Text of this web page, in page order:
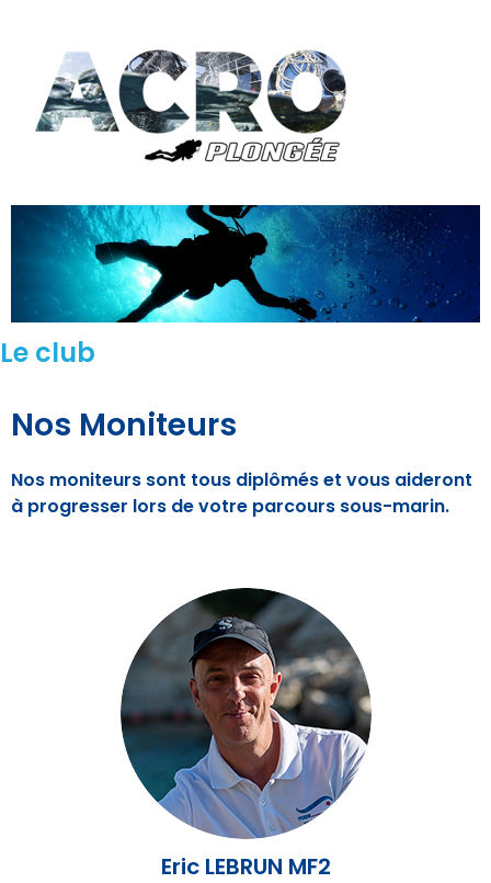
Le club
Nos Moniteurs
Nos moniteurs sont tous diplômés et vous aideront
à progresser lors de votre parcours sous-marin.
Eric LEBRUN MF2